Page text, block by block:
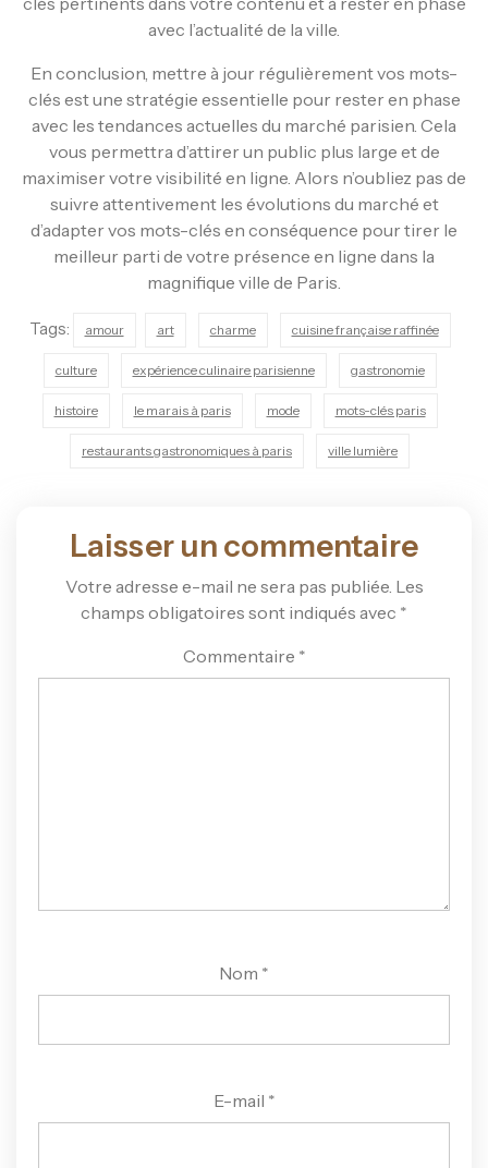
avec l’actualité de la ville.
En conclusion, mettre à jour régulièrement vos mots-
clés est une stratégie essentielle pour rester en phase
avec les tendances actuelles du marché parisien. Cela
vous permettra d’attirer un public plus large et de
maximiser votre visibilité en ligne. Alors n’oubliez pas de
suivre attentivement les évolutions du marché et
d’adapter vos mots-clés en conséquence pour tirer le
meilleur parti de votre présence en ligne dans la
magnifique ville de Paris.
Tags: amour art charme cuisine française raffinée
culture expérience culinaire parisienne gastronomie
histoire le marais à paris mode mots-clés paris
restaurants gastronomiques à paris ville lumière
Laisser un commentaire
Votre adresse e-mail ne sera pas publiée. Les
champs obligatoires sont indiqués avec *
Commentaire *
Nom *
E-mail *